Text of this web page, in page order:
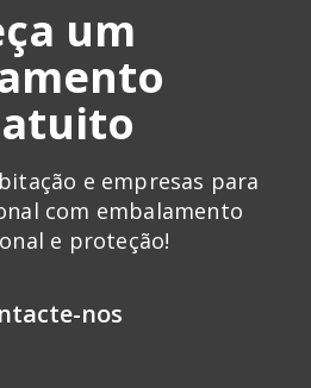
um
e empresas para
com embalamento
e proteção!
nos